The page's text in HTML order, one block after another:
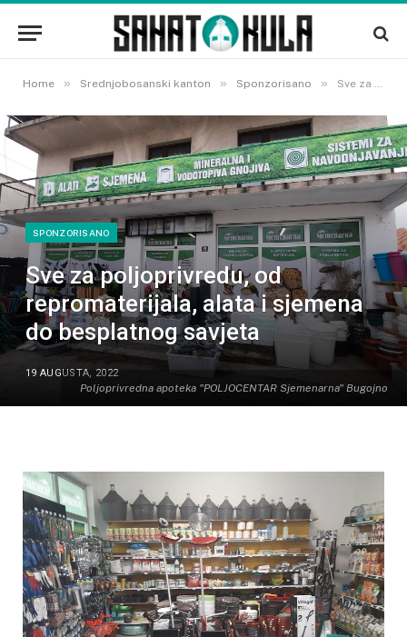
Home » Srednjobosanski kanton » Sponzorisano » Sve za poljoprivredu, od repromaterijala, alata i sjemena do besplatnog savjeta
Poljoprivredna apoteka "POLJOCENTAR Sjemenarna" Bugojno
SPONZORISANO
Sve za poljoprivredu, od
repromaterijala, alata i sjemena
do besplatnog savjeta
19 AUGUSTA, 2022